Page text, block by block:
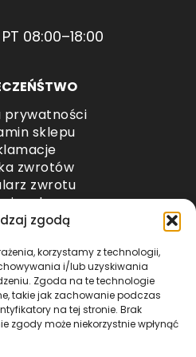
zgodą
korzystamy z technologii,
i/lub uzyskiwania
Zgoda na te technologie
takie jak zachowanie podczas
na tej stronie. Brak
zgody może niekorzystnie wpłynąć
08:00–18:00
prywatności
sklepu
zwrotów
zwrotu
od umowy
– przesyłki paletowe
PŁATNOŚCI